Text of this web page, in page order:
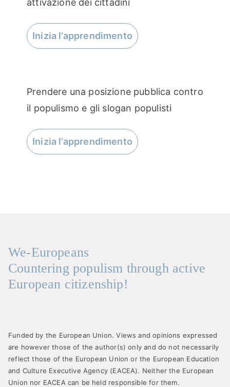
Inizia l’apprendimento
Prendere una posizione pubblica contro
il populismo e gli slogan populisti
Inizia l’apprendimento
We-Europeans
Countering populism through active
European citizenship!
Funded by the European Union. Views and opinions expressed
are however those of the author(s) only and do not necessarily
reflect those of the European Union or the European Education
and Culture Executive Agency (EACEA). Neither the European
Union nor EACEA can be held responsible for them.